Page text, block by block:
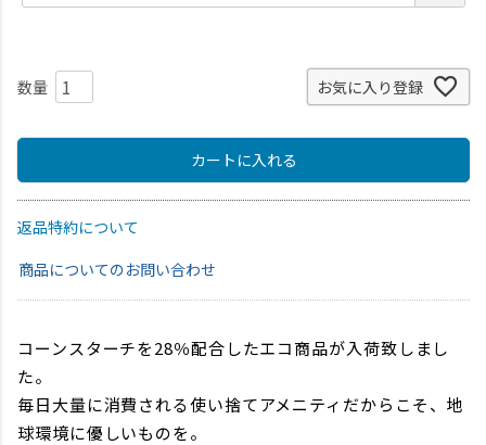
お気に入り登録
カートに入れる
返品特約について
商品についてのお問い合わせ
コーンスターチを28％配合したエコ商品が入荷致しまし
た。
毎日大量に消費される使い捨てアメニティだからこそ、地
球環境に優しいものを。